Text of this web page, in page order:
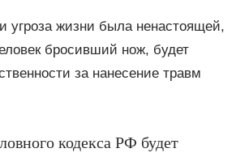
угроза жизни была ненастоящей,
бросивший нож, будет
за нанесение травм
кодекса РФ будет